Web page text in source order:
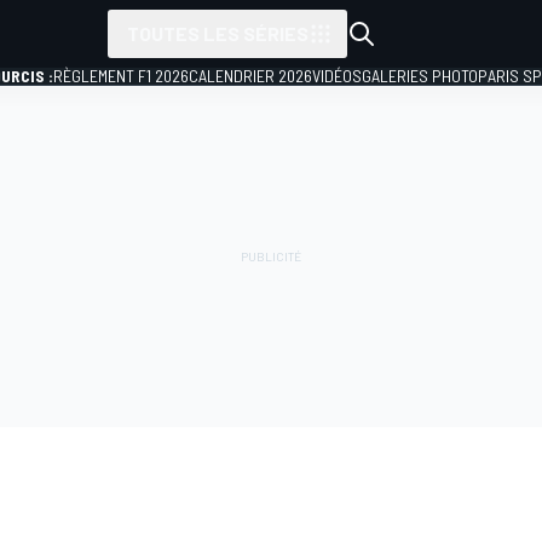
:RÈGLEMENT F1 2026CALENDRIER 2026VIDÉOSGALERIES PHOTOPARIS